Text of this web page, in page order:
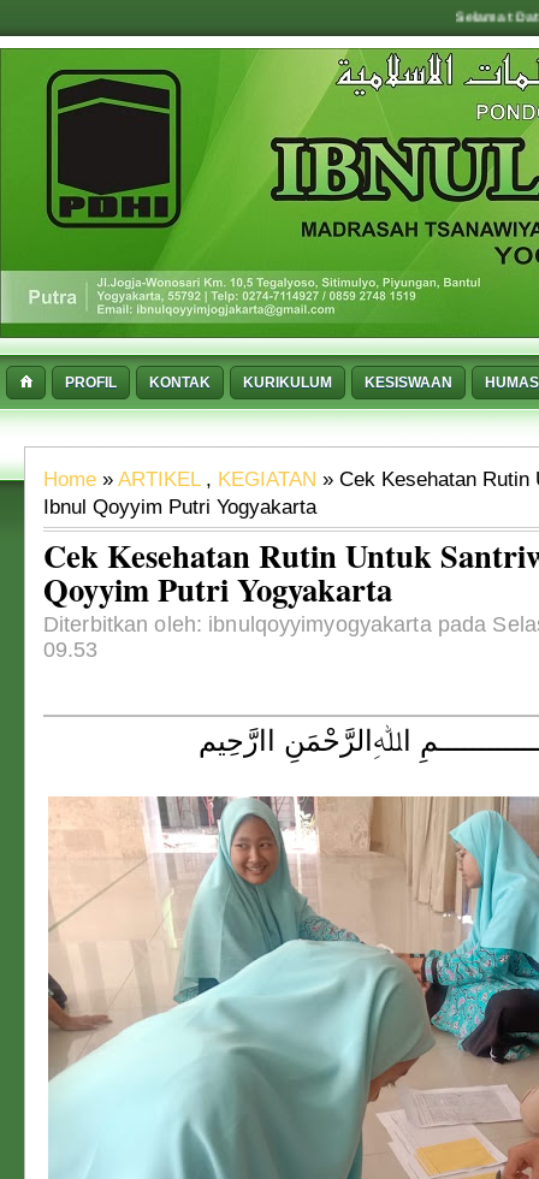
Selamat Datang di
PROFIL KONTAK KURIKULUM KESISWAAN
Home » ARTIKEL , KEGIATAN » Cek Kesehatan
Ibnul Qoyyim Putri Yogyakarta
Cek Kesehatan Rutin Untuk
Qoyyim Putri Yogyakarta
Diterbitkan oleh: ibnulqoyyimyogyakarta pada
09.53
اﷲِالرَّحْمَنِ اارَّحِيم